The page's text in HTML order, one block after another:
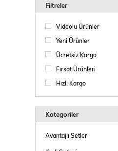
Filtreler
Videolu Ürünler
Yeni Ürünler
Ücretsiz Kargo
Fırsat Ürünleri
Hızlı Kargo
Kategoriler
Avantajlı Setler